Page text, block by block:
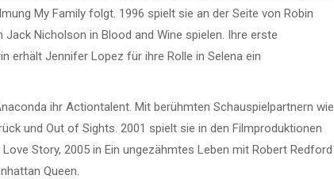
My Family folgt. 1996 spielt sie an der Seite von Robin
Nicholson in Blood and Wine spielen. Ihre erste
erhält Jennifer Lopez für ihre Rolle in Selena ein
ihr Actiontalent. Mit berühmten Schauspielpartnern wie
und Out of Sights. 2001 spielt sie in den Filmproduktionen
Story, 2005 in Ein ungezähmtes Leben mit Robert Redford
Queen.